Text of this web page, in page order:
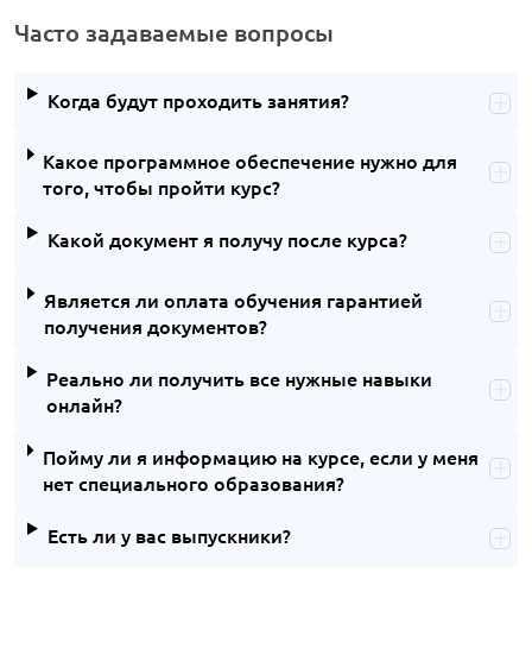
Часто задаваемые вопросы
Когда будут проходить занятия?
Какое программное обеспечение нужно для
того, чтобы пройти курс?
Какой документ я получу после курса?
Является ли оплата обучения гарантией
получения документов?
Реально ли получить все нужные навыки
онлайн?
Пойму ли я информацию на курсе, если у меня
нет специального образования?
Есть ли у вас выпускники?